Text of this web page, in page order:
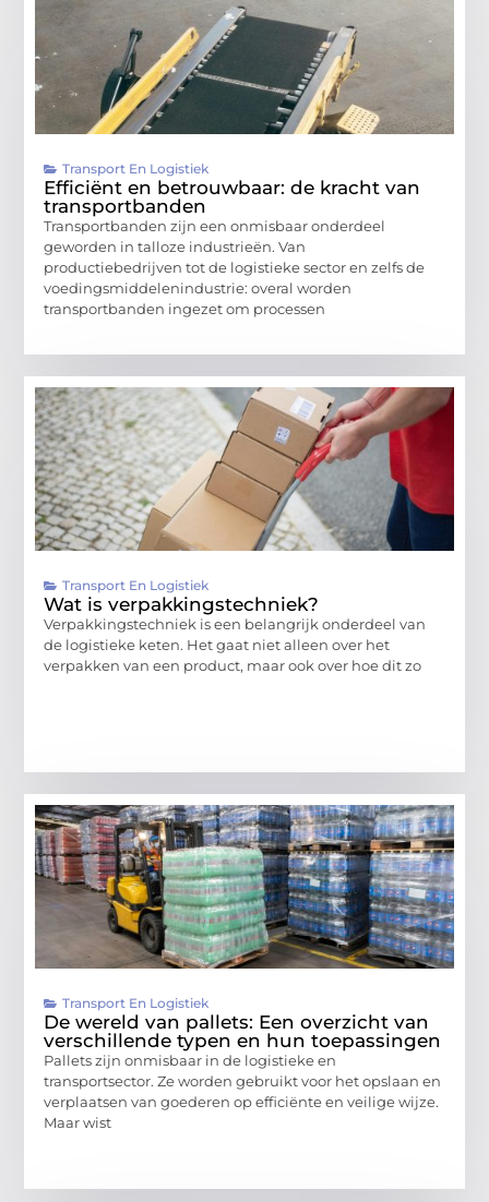
Transport En Logistiek
Efficiënt en betrouwbaar: de kracht van
transportbanden
Transportbanden zijn een onmisbaar onderdeel
geworden in talloze industrieën. Van
productiebedrijven tot de logistieke sector en zelfs de
voedingsmiddelenindustrie: overal worden
transportbanden ingezet om processen
Transport En Logistiek
Wat is verpakkingstechniek?
Verpakkingstechniek is een belangrijk onderdeel van
de logistieke keten. Het gaat niet alleen over het
verpakken van een product, maar ook over hoe dit zo
Transport En Logistiek
De wereld van pallets: Een overzicht van
verschillende typen en hun toepassingen
Pallets zijn onmisbaar in de logistieke en
transportsector. Ze worden gebruikt voor het opslaan en
verplaatsen van goederen op efficiënte en veilige wijze.
Maar wist